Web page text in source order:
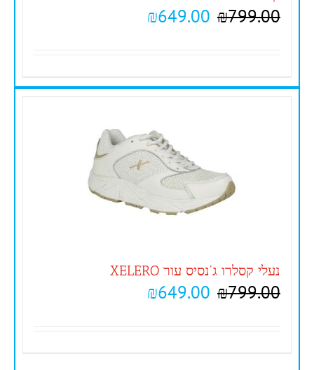
₪799.00
₪649.00
נעלי קסלרו ג'נסיס עור XELERO
₪799.00
₪649.00